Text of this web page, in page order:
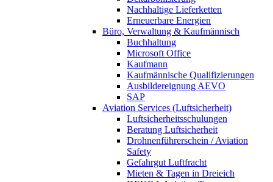
Nachhaltige Lieferketten
Erneuerbare Energien
Büro, Verwaltung & Kaufmännisch
Buchhaltung
Microsoft Office
Kaufmann
Kaufmännische Qualifizierungen
Ausbildereignung AEVO
SAP
Aviation Services (Luftsicherheit)
Luftsicherheitsschulungen
Beratung Luftsicherheit
Drohnenführerschein / Aviation
Safety
Gefahrgut Luftfracht
Mieten & Tagen in Dreieich